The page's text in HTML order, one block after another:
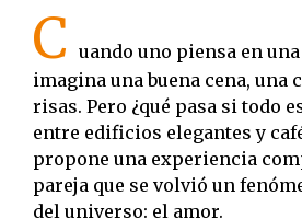
C uando uno piensa en una
imagina una buena cena, una
risas. Pero ¿qué pasa si todo
entre edificios elegantes y
propone una experiencia
pareja que se volvió un
del universo: el amor.